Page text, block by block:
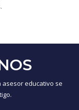
educativo se